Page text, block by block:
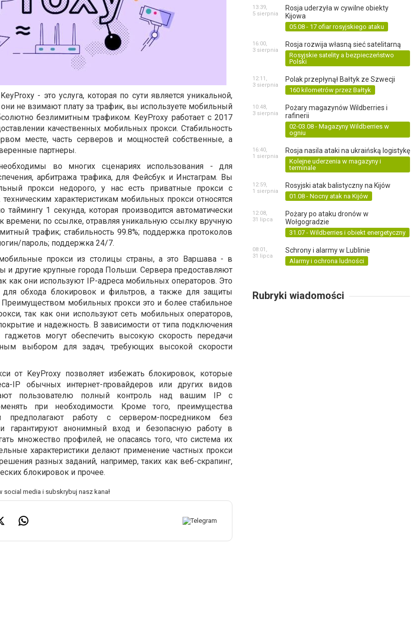
- это услуга, которая по сути является уникальной,
они не взимают плату за трафик, вы используете мобильный
безлимитным трафиком. KeyProxy работает с 2017
качественных мобильных прокси. Стабильность
месте, часть серверов и мощностей собственные, а
партнеры.
во многих сценариях использования - для
арбитража трафика, для Фейсбук и Инстаграм. Вы
прокси недорого, у нас есть приватные прокси с
характеристикам мобильных прокси относятся
1 секунда, которая производится автоматически
времени; по ссылке, отравляя уникальную ссылку вручную
трафик; стабильность 99.8%; поддержка протоколов
пароль; поддержка 24/7.
прокси из столицы страны, а это Варшава - в
другие крупные города Польши. Сервера предоставляют
как они используют IP-адреса мобильных операторов. Это
обхода блокировок и фильтров, а также для защиты
мобильных прокси это и более стабильное
так как они используют сеть мобильных операторов,
и надежность. В зависимости от типа подключения
могут обеспечить высокую скорость передачи
выбором для задач, требующих высокой скорости
от KeyProxy позволяет избежать блокировок, которые
IP обычных интернет-провайдеров или других видов
пользователю полный контроль над вашим IP с
при необходимости. Кроме того, преимущества
предполагают работу с сервером-посредником без
гарантируют анонимный вход и безопасную работу в
множество профилей, не опасаясь того, что система их
характеристики делают применение частных прокси
разных заданий, например, таких как веб-скрапинг,
блокировок и прочее.
media i subskrybuj nasz kanał
Rosja uderzyła w cywilne obiekty
Kijowa
05.08 - 17 ofiar rosyjskiego ataku
13:39,
5 sierpnia
Rosja rozwija własną sieć satelitarną
Rosyjskie satelity a bezpieczeństwo
Polski
16:00,
3 sierpnia
Polak przepłynął Bałtyk ze Szwecji
160 kilometrów przez Bałtyk
12:11,
3 sierpnia
Pożary magazynów Wildberries i
rafinerii
02-03.08 - Magazyny Wildberries w
ogniu
10:48,
3 sierpnia
Rosja nasila ataki na ukraińską logistykę
Kolejne uderzenia w magazyny i
terminale
16:40,
1 sierpnia
Rosyjski atak balistyczny na Kijów
01.08 - Nocny atak na Kijów
12:59,
1 sierpnia
Pożary po ataku dronów w
Wołgogradzie
31.07 - Wildberries i obiekt energetyczny
12:08,
31 lipca
Schrony i alarmy w Lublinie
Alarmy i ochrona ludności
08:01,
31 lipca
Rubryki wiadomości